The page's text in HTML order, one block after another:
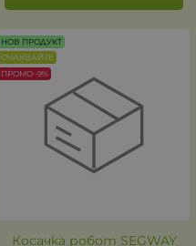
Косачка робот SEGWAY
НОВ ПРОДУКТ
ОЧАКВАЙТЕ
ПРОМО -9%